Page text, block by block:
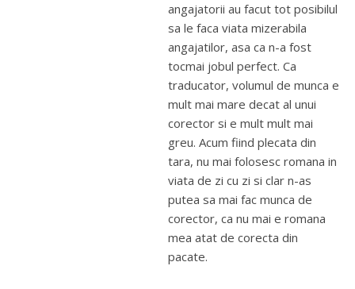
angajatorii au facut tot posibilul
sa le faca viata mizerabila
angajatilor, asa ca n-a fost
tocmai jobul perfect. Ca
traducator, volumul de munca e
mult mai mare decat al unui
corector si e mult mult mai
greu. Acum fiind plecata din
tara, nu mai folosesc romana in
viata de zi cu zi si clar n-as
putea sa mai fac munca de
corector, ca nu mai e romana
mea atat de corecta din
pacate.